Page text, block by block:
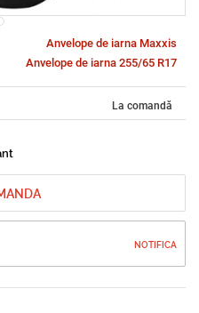
Anvelope de iarna Maxxis
Anvelope de iarna 255/65 R17
La comandă
NOTIFICA